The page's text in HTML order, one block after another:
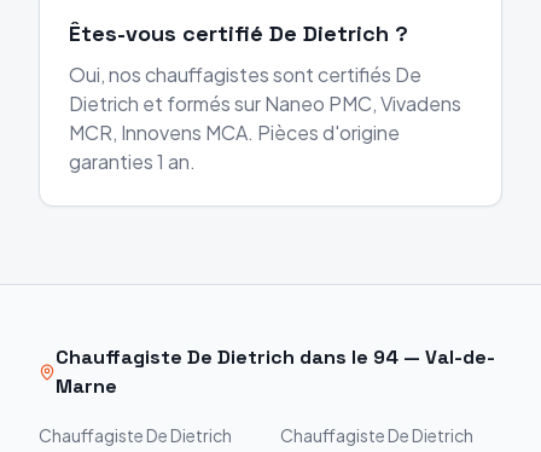
Êtes-vous certifié De Dietrich ?
Oui, nos chauffagistes sont certifiés De
Dietrich et formés sur Naneo PMC, Vivadens
MCR, Innovens MCA. Pièces d'origine
garanties 1 an.
ChauffagisteDe Dietrich dans le 94 —Val-de-
Marne
Chauffagiste De Dietrich
Chauffagiste De Dietrich